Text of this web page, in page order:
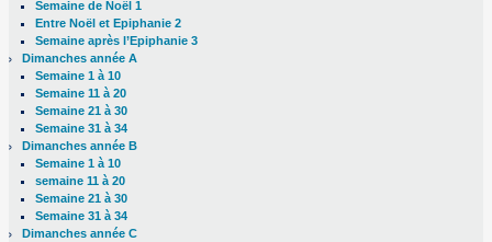
Semaine de Noël 1
Entre Noël et Epiphanie 2
Semaine après l’Epiphanie 3
Dimanches année A
Semaine 1 à 10
Semaine 11 à 20
Semaine 21 à 30
Semaine 31 à 34
Dimanches année B
Semaine 1 à 10
semaine 11 à 20
Semaine 21 à 30
Semaine 31 à 34
Dimanches année C